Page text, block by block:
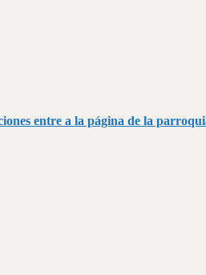
entre a la página de la